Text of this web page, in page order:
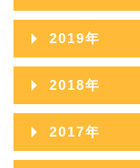
2022年10月
2022年09月
2022年08月
2022年07月
2022年06月
2021年11月
2021年10月
2021年09月
2021年08月
2020年12月
2020年11月
2020年10月
2020年09月
2019年
2019年12月
2019年11月
2019年10月
2018年
2018年12月
2018年11月
2017年